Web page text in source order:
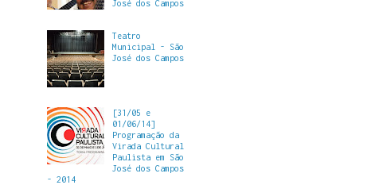
José dos Campos
Teatro
Municipal - São
José dos Campos
[31/05 e
01/06/14]
Programação da
Virada Cultural
Paulista em São
José dos Campos
- 2014